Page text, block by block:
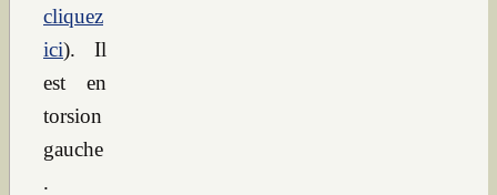
cliquez
ici). Il
est en
torsion
gauche
.